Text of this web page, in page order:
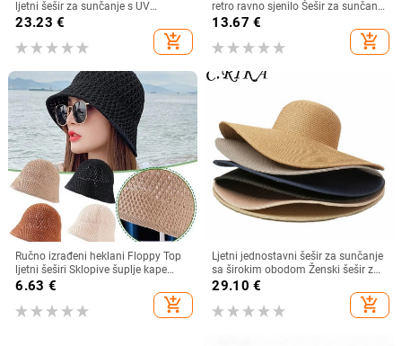
ljetni šešir za sunčanje s UV
zaštitom ins net crveni šešir za
sunčanje na plaži Šešir od slame
23.23 €
add_shopping_cart
retro ravno sjenilo Šešir za sunčanje
Šešir za plažu Putna mala mašna
13.67 €
add_shopping_cart
Ručno izrađeni heklani Floppy Top
ljetni šeširi Sklopive šuplje kape
Čvrsti mekani šešir s kupolom u
boji plaže Ženski šešir Simpli N7I1
6.63 €
add_shopping_cart
Ljetni jednostavni šešir za sunčanje
sa širokim obodom Ženski šešir za
plažu sa širokim obodom Sklopivi
slamnati šešir za putovanja na
more za djevojke Ženska kapa s UV
29.10 €
add_shopping_cart